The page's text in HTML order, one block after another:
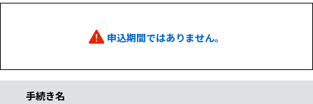
申込期間ではありません。
手続き名